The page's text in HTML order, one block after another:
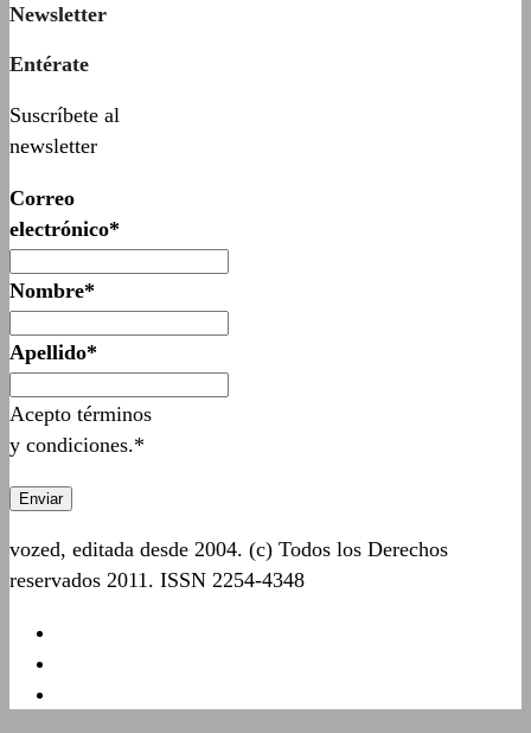
Newsletter
Entérate
Suscríbete al
newsletter
Correo
electrónico*
Nombre*
Apellido*
Acepto términos
y condiciones.*
vozed, editada desde 2004. (c) Todos los Derechos
reservados 2011. ISSN 2254-4348